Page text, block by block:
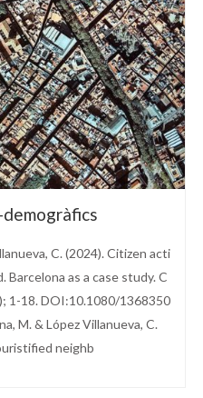
C. (2024). Citizen acti
as a case study. C
1-18. DOI:10.1080/1368350
M. & López Villanueva, C.
neighb